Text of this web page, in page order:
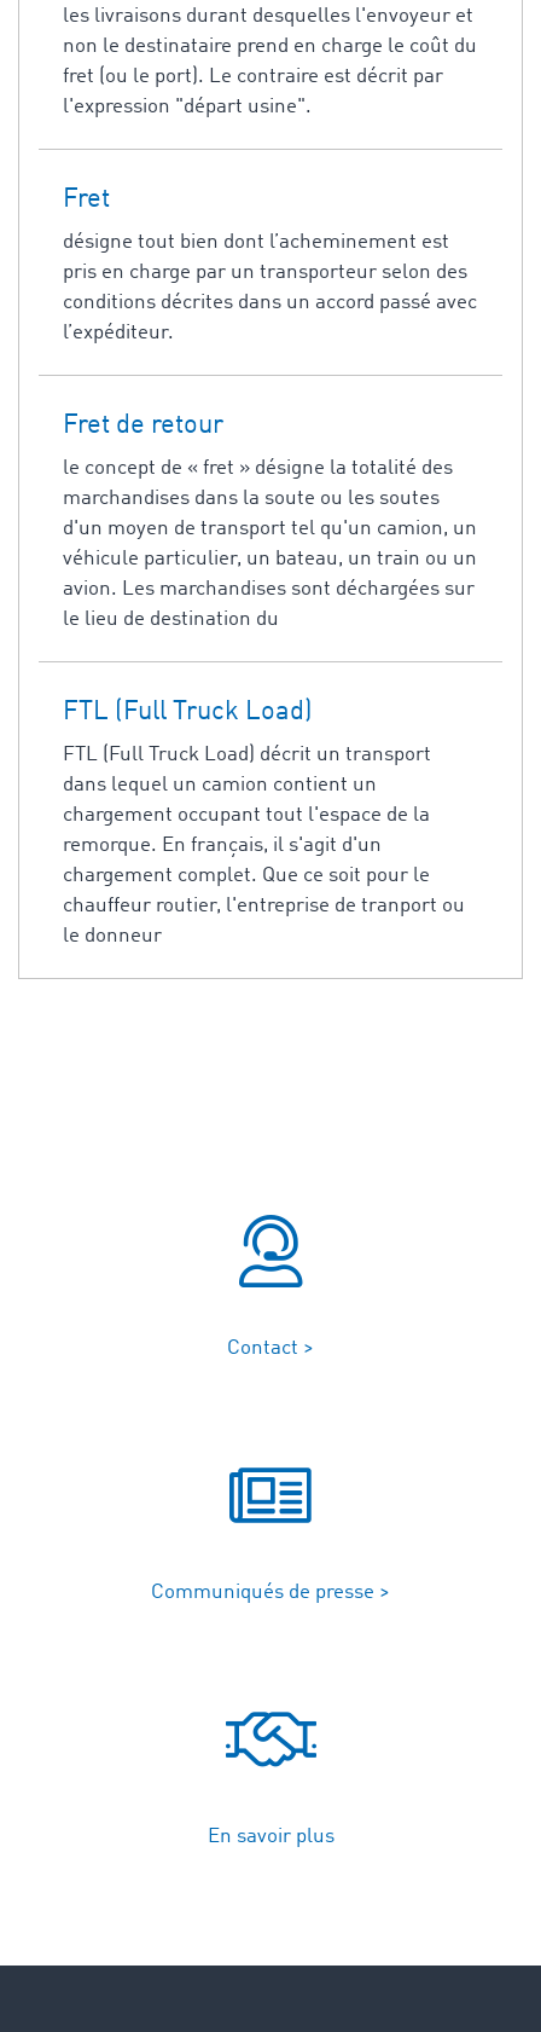
les livraisons durant desquelles l'envoyeur et
non le destinataire prend en charge le coût du
fret (ou le port). Le contraire est décrit par
l'expression "départ usine".
Fret
désigne tout bien dont l’acheminement est
pris en charge par un transporteur selon des
conditions décrites dans un accord passé avec
l’expéditeur.
Fret de retour
le concept de « fret » désigne la totalité des
marchandises dans la soute ou les soutes
d'un moyen de transport tel qu'un camion, un
véhicule particulier, un bateau, un train ou un
avion. Les marchandises sont déchargées sur
le lieu de destination du
FTL (Full Truck Load)
FTL (Full Truck Load) décrit un transport
dans lequel un camion contient un
chargement occupant tout l'espace de la
remorque. En français, il s'agit d'un
chargement complet. Que ce soit pour le
chauffeur routier, l'entreprise de tranport ou
le donneur
Contact >
Communiqués de presse >
En savoir plus